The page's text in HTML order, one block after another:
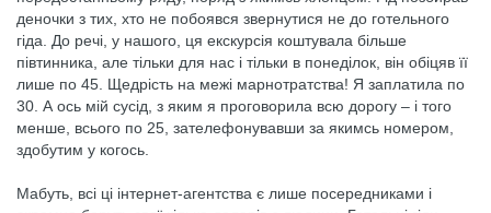
деночки з тих, хто не побоявся звернутися не до готельного
гіда. До речі, у нашого, ця екскурсія коштувала більше
півтинника, але тільки для нас і тільки в понеділок, він обіцяв її
лише по 45. Щедрість на межі марнотратства! Я заплатила по
30. А ось мій сусід, з яким я проговорила всю дорогу – і того
менше, всього по 25, зателефонувавши за якимсь номером,
здобутим у когось.
Мабуть, всі ці інтернет-агентства є лише посередниками і